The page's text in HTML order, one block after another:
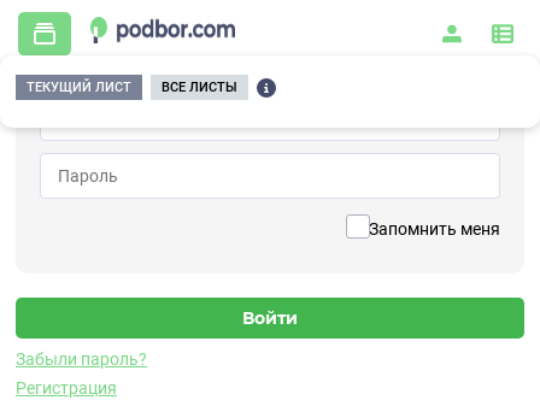
Запомнить меня
Забыли пароль?
Регистрация
ТЕКУЩИЙ ЛИСТ ВСЕ ЛИСТЫ
Главная / Контрольно-измерительные приборы и автоматика / Датчики /
Виброускорения / 1V103TA-10
Датчик виброускорения
Характеристики